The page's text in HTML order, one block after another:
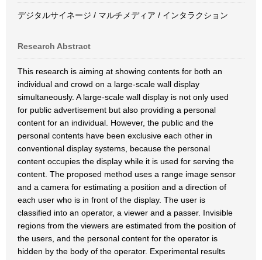
デジタルサイネージ / マルチメディア / インタラクション
Research Abstract
This research is aiming at showing contents for both an
individual and crowd on a large-scale wall display
simultaneously. A large-scale wall display is not only used
for public advertisement but also providing a personal
content for an individual. However, the public and the
personal contents have been exclusive each other in
conventional display systems, because the personal
content occupies the display while it is used for serving the
content. The proposed method uses a range image sensor
and a camera for estimating a position and a direction of
each user who is in front of the display. The user is
classified into an operator, a viewer and a passer. Invisible
regions from the viewers are estimated from the position of
the users, and the personal content for the operator is
hidden by the body of the operator. Experimental results